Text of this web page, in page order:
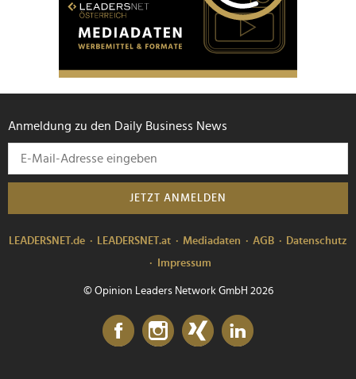
Anmeldung zu den Daily Business News
JETZT ANMELDEN
LEADERSNET.de LEADERSNET.at Mediadaten AGB
Datenschutz
Impressum
© Opinion Leaders Network GmbH 2026